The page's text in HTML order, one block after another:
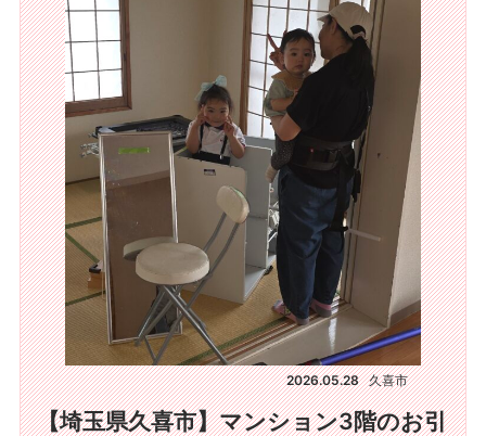
2026.05.28 久喜市
【埼玉県久喜市】マンション3階のお引